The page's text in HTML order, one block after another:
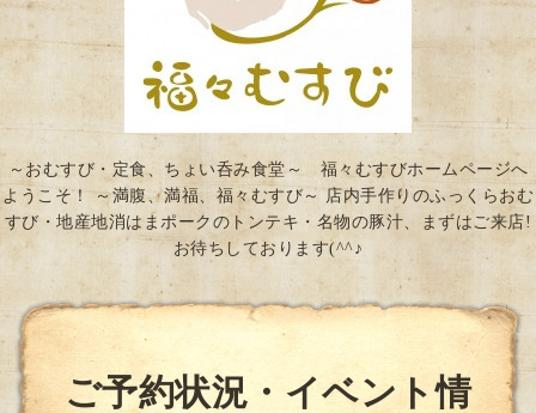
～おむすび・定食、ちょい呑み食堂～ 福々むすびホームページへ
ようこそ！ ～満腹、満福、福々むすび～ 店内手作りのふっくらおむ
すび・地産地消はまポークのトンテキ・名物の豚汁、まずはご来店!
お待ちしております(^^♪
ご予約状況・イベント情